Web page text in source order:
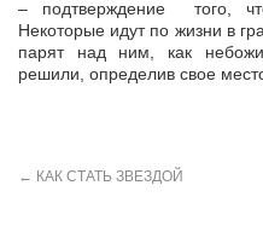
– подтверждение того,
Некоторые идут по жизни в
парят над ним, как
решили, определив свое
← КАК СТАТЬ ЗВЕЗДОЙ